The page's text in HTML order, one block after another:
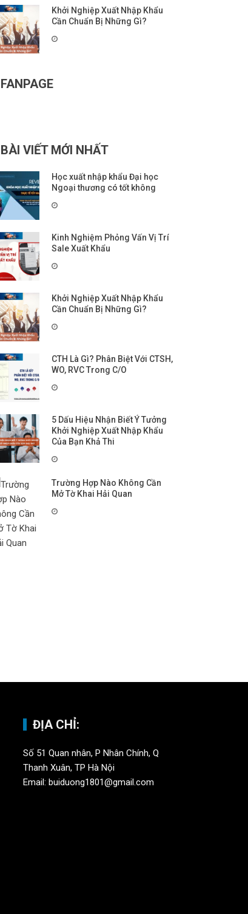
Khởi Nghiệp Xuất Nhập Khẩu
Cần Chuẩn Bị Những Gì?
FANPAGE
BÀI VIẾT MỚI NHẤT
Học xuất nhập khẩu Đại học
Ngoại thương có tốt không
Kinh Nghiệm Phỏng Vấn Vị Trí
Sale Xuất Khẩu
Khởi Nghiệp Xuất Nhập Khẩu
Cần Chuẩn Bị Những Gì?
CTH Là Gì? Phân Biệt Với CTSH,
WO, RVC Trong C/O
5 Dấu Hiệu Nhận Biết Ý Tưởng
Khởi Nghiệp Xuất Nhập Khẩu
Của Bạn Khả Thi
Trường Hợp Nào Không Cần
Mở Tờ Khai Hải Quan
ĐỊA CHỈ:
Số 51 Quan nhân, P Nhân Chính, Q
Thanh Xuân, TP Hà Nội
Email: buiduong1801@gmail.com